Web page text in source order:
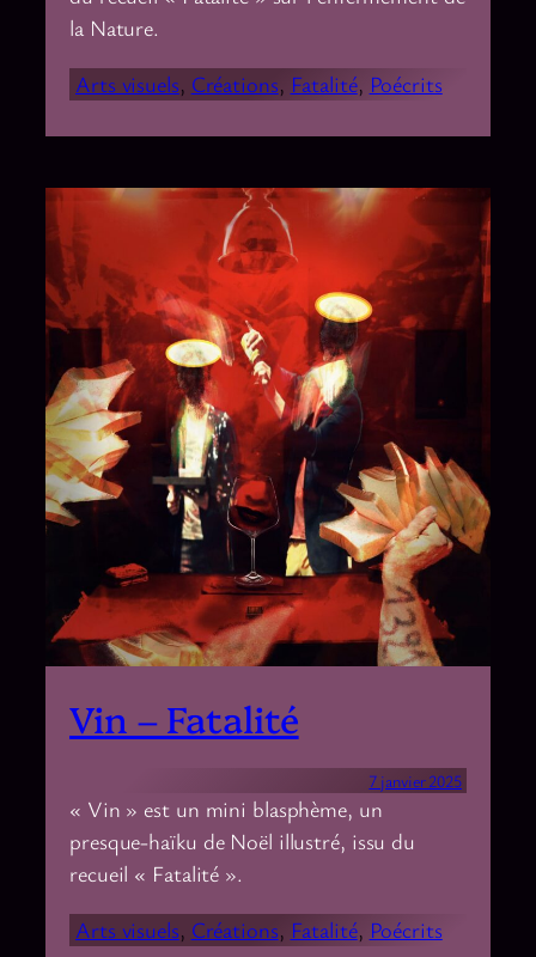
la Nature.
Arts visuels, Créations, Fatalité, Poécrits
Vin – Fatalité
7 janvier 2025
« Vin » est un mini blasphème, un
presque-haïku de Noël illustré, issu du
recueil « Fatalité ».
Arts visuels, Créations, Fatalité, Poécrits